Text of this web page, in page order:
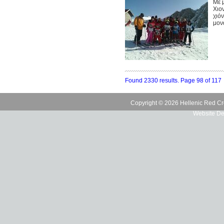
Με
Found 2330 results. Page 98 of 117
Copyright © 2026 Hellenic Red
Website